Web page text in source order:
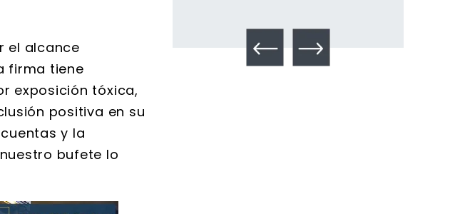
el alcance
firma tiene
exposición tóxica,
positiva en su
y la
bufete lo